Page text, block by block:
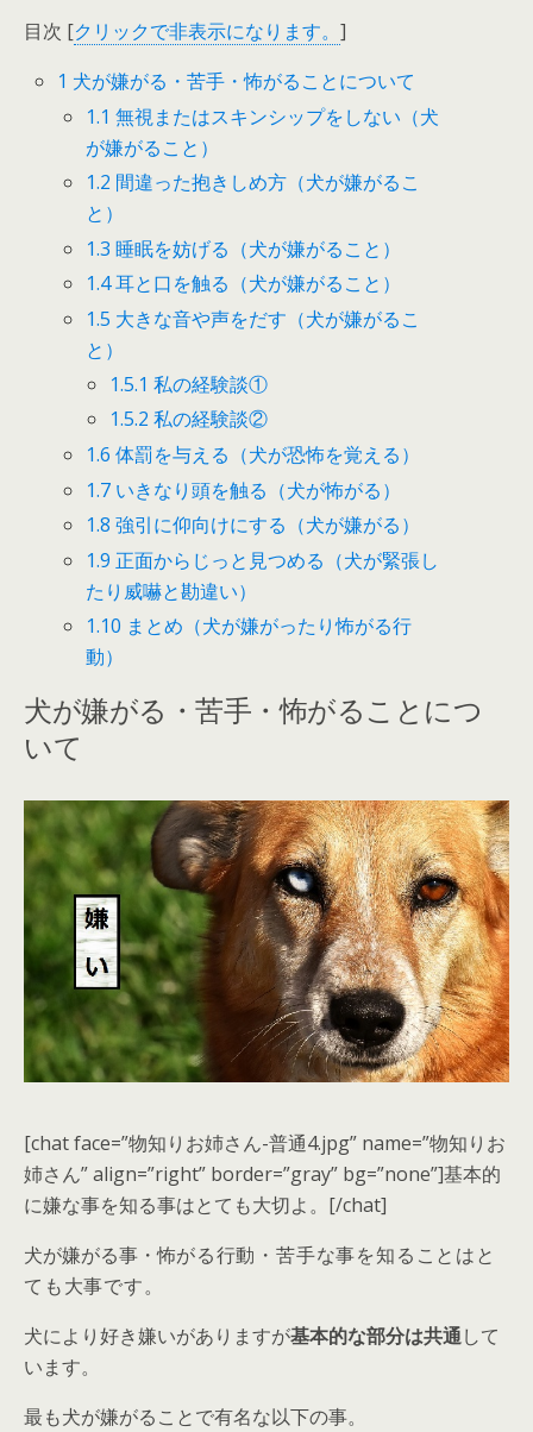
目次 [クリックで非表示になります。 ]
1 犬が嫌がる・苦手・怖がることについて
1.1 無視またはスキンシップをしない（犬
が嫌がること）
1.2 間違った抱きしめ方（犬が嫌がるこ
と）
1.3 睡眠を妨げる（犬が嫌がること）
1.4耳と口を触る（犬が嫌がること）
1.5 大きな音や声をだす（犬が嫌がるこ
と）
1.5.1 私の経験談①
1.5.2 私の経験談②
1.6 体罰を与える（犬が恐怖を覚える）
1.7 いきなり頭を触る（犬が怖がる）
1.8 強引に仰向けにする（犬が嫌がる）
1.9 正面からじっと見つめる（犬が緊張し
たり威嚇と勘違い）
1.10 まとめ（犬が嫌がったり怖がる行
動）
犬が嫌がる・苦手・怖がることにつ
いて
[chat face=”物知りお姉さん-普通4.jpg” name=”物知りお
姉さん” align=”right” border=”gray” bg=”none”]基本的
に嫌な事を知る事はとても大切よ。[/chat]
犬が嫌がる事・怖がる行動・ 苦手な事を知ることはと
ても大事です。
犬により好き嫌いがありますが基本的な部分は共通して
います。
最も犬が嫌がることで有名な以下の事。